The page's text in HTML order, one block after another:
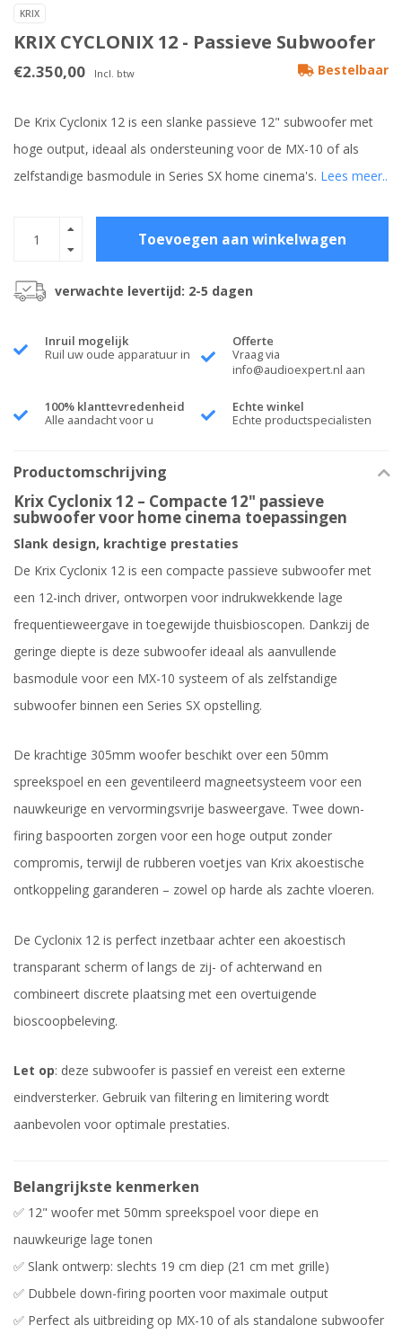
KRIX
KRIX CYCLONIX 12 - Passieve Subwoofer
€2.350,00 Incl. btw Bestelbaar
De Krix Cyclonix 12 is een slanke passieve 12" subwoofer met
hoge output, ideaal als ondersteuning voor de MX-10 of als
zelfstandige basmodule in Series SX home cinema's. Lees meer..
Toevoegen aan winkelwagen
verwachte levertijd: 2-5 dagen
Inruil mogelijk
Ruil uw oude apparatuur in
Offerte
Vraag via
info@audioexpert.nl aan
100% klanttevredenheid
Alle aandacht voor u
Echte winkel
Echte productspecialisten
Productomschrijving
Krix Cyclonix 12 – Compacte 12" passieve
subwoofer voor home cinema toepassingen
Slank design, krachtige prestaties
De Krix Cyclonix 12 is een compacte passieve subwoofer met
een 12-inch driver, ontworpen voor indrukwekkende lage
frequentieweergave in toegewijde thuisbioscopen. Dankzij de
geringe diepte is deze subwoofer ideaal als aanvullende
basmodule voor een MX-10 systeem of als zelfstandige
subwoofer binnen een Series SX opstelling.
De krachtige 305mm woofer beschikt over een 50mm
spreekspoel en een geventileerd magneetsysteem voor een
nauwkeurige en vervormingsvrije basweergave. Twee down-
firing baspoorten zorgen voor een hoge output zonder
compromis, terwijl de rubberen voetjes van Krix akoestische
ontkoppeling garanderen – zowel op harde als zachte vloeren.
De Cyclonix 12 is perfect inzetbaar achter een akoestisch
transparant scherm of langs de zij- of achterwand en
combineert discrete plaatsing met een overtuigende
bioscoopbeleving.
Let op: deze subwoofer is passief en vereist een externe
eindversterker. Gebruik van filtering en limitering wordt
aanbevolen voor optimale prestaties.
Belangrijkste kenmerken
✅ 12" woofer met 50mm spreekspoel voor diepe en
nauwkeurige lage tonen
✅ Slank ontwerp: slechts 19 cm diep (21 cm met grille)
✅ Dubbele down-firing poorten voor maximale output
✅ Perfect als uitbreiding op MX-10 of als standalone subwoofer